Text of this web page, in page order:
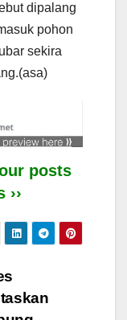
dipalang
pohon
sekira
posts